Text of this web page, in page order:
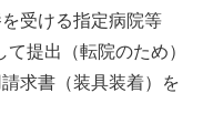
受ける指定病院等
て提出（転院のため）
求書（装具装着）を